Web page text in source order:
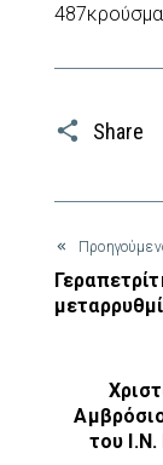
Share
του